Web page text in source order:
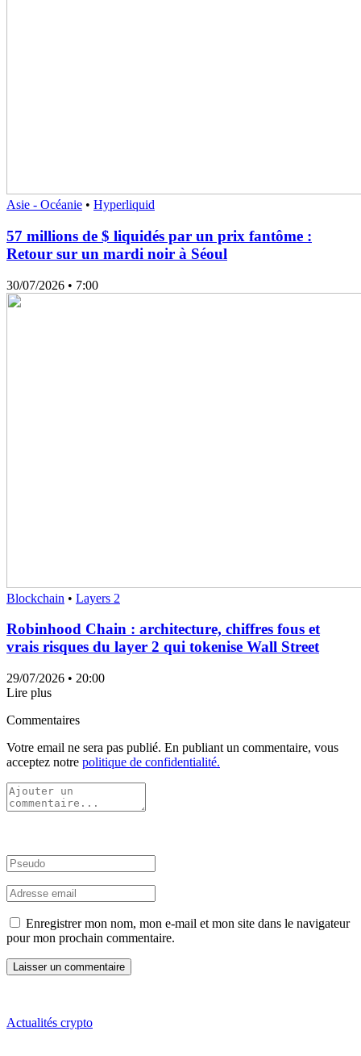
Asie - Océanie • Hyperliquid
57 millions de $ liquidés par un prix fantôme :
Retour sur un mardi noir à Séoul
30/07/2026 • 7:00
Blockchain • Layers 2
Robinhood Chain : architecture, chiffres fous et
vrais risques du layer 2 qui tokenise Wall Street
29/07/2026 • 20:00
Lire plus
Commentaires
Votre email ne sera pas publié. En publiant un commentaire, vous
acceptez notre politique de confidentialité.
Enregistrer mon nom, mon e-mail et mon site dans le navigateur
pour mon prochain commentaire.
Actualités crypto